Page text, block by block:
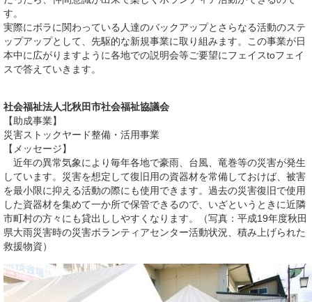
す。
実際にボラに関わっている人達のバックアップとさらなる活動のステ
ップアップとして、先駆的な新規事業に取り組みます。この事業が日
本中に広がりますように各地での説明会等ご要望にフェイスtoフェイ
スで答えていきます。
社会福祉法人北秋田市社会福祉協議会
【助成事業】
災害ストックヤード整備・活用事業
【メッセージ】
近年の異常気象により毎年各地で豪雨、台風、竜巻等の災害が発生
しています。災害を想定して復旧用の資器材を常備しておけば、被害
を最小限に抑える活動の際にも使用できます。過去の災害復旧で使用
した資器材を集めて一か所で保管できるので、いざというときに近隣
市町村の方々にも貸出ししやすくなります。（写真：平成19年度秋田
県大雨災害時の災害ボランティアセンター活動状況、積み上げられた
救援物資）